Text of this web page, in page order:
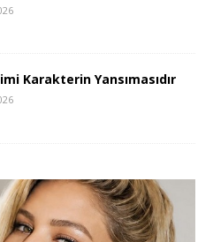
Karakterin Yansımasıdır